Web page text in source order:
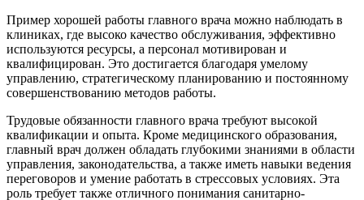
Пример хорошей работы главного врача можно наблюдать в
клиниках, где высоко качество обслуживания, эффективно
используются ресурсы, а персонал мотивирован и
квалифицирован. Это достигается благодаря умелому
управлению, стратегическому планированию и постоянному
совершенствованию методов работы.
Трудовые обязанности главного врача требуют высокой
квалификации и опыта. Кроме медицинского образования,
главный врач должен обладать глубокими знаниями в области
управления, законодательства, а также иметь навыки ведения
переговоров и умение работать в стрессовых условиях. Эта
роль требует также отличного понимания санитарно-